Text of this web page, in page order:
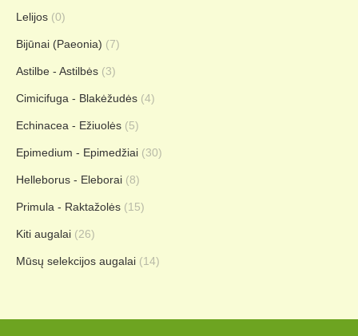
Lelijos (0)
Bijūnai (Paeonia) (7)
Astilbe - Astilbės (3)
Cimicifuga - Blakėžudės (4)
Echinacea - Ežiuolės (5)
Epimedium - Epimedžiai (30)
Helleborus - Eleborai (8)
Primula - Raktažolės (15)
Kiti augalai (26)
Mūsų selekcijos augalai (14)